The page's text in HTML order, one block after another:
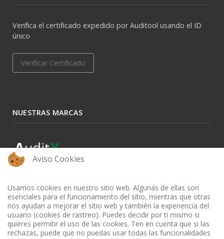
Verifica el certificado expedido por Auditool usando el ID
único
Verificar Certificado
NUESTRAS MARCAS
Aviso Cookies
Usamos cookies en nuestro sitio web. Algunas de ellas son
esenciales para el funcionamiento del sitio, mientras que otras
nos ayudan a mejorar el sitio web y también la experiencia del
usuario (cookies de rastreo). Puedes decidir por ti mismo si
quieres permitir el uso de las cookies. Ten en cuenta que si las
rechazas, puede que no puedas usar todas las funcionalidades